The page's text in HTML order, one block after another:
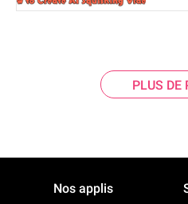
PLUS DE
Nos applis